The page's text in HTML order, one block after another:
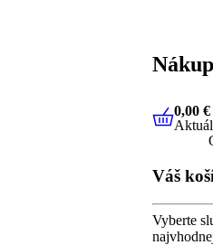
0,00
0,00 €
Váš
Vyberte